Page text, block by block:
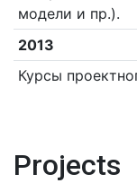
модели и пр.).
2013
Курсы
Projects